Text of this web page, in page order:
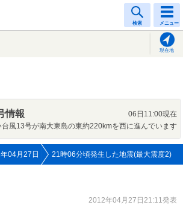
検索 メニュー
現在地
情報
06日11:00現在
台風13号が南大東島の東約220kmを西に進んでいます
04月27日 21時06分頃発生した地震(最大震度2)
2012年04月27日21:11発表